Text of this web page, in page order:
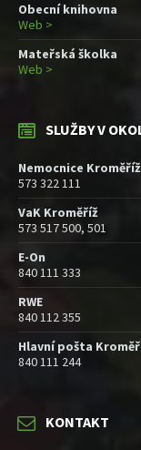
Obecní knihovna
Web >
Mateřská školka
Web >
SLUŽBY V
Nemocnice Kroměříž
573 322 111
VaK Kroměříž
573 517 500, 501
E-On
840 111 333
RWE
840 112 355
Hlavní pošta
840 111 244
KONTAKT